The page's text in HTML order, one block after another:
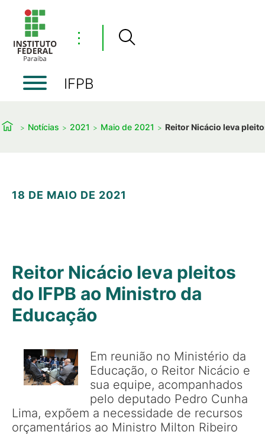
⋮
IFPB
Notícias 2021 Maio de 2021 Reitor Nicácio leva
18 DE MAIO DE 2021
Reitor Nicácio leva pleitos
do IFPB ao Ministro da
Educação
Em reunião no Ministério da
Educação, o Reitor Nicácio e
sua equipe, acompanhados
pelo deputado Pedro Cunha
Lima, expõem a necessidade de recursos
orçamentários ao Ministro Milton Ribeiro